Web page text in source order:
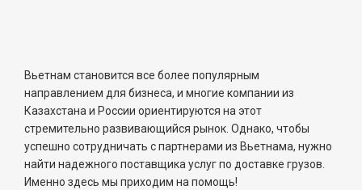
Вьетнам становится все более популярным
направлением для бизнеса, и многие компании из
Казахстана и России ориентируются на этот
стремительно развивающийся рынок. Однако, чтобы
успешно сотрудничать с партнерами из Вьетнама, нужно
найти надежного поставщика услуг по доставке грузов.
Именно здесь мы приходим на помощь!